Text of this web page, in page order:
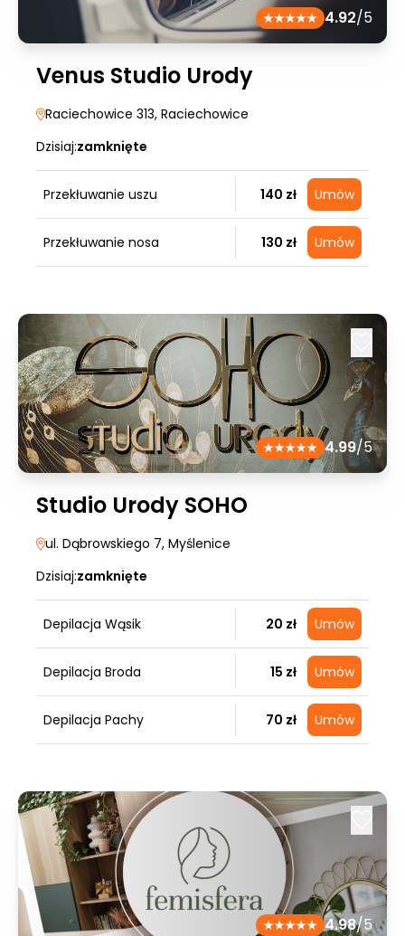
4.92/5
Venus Studio Urody
Raciechowice 313, Raciechowice
Dzisiaj:zamknięte
Przekłuwanie uszu 140 zł Umów
Przekłuwanie nosa 130 zł Umów
4.99/5
Studio Urody SOHO
ul. Dąbrowskiego 7, Myślenice
Dzisiaj:zamknięte
Depilacja Wąsik 20 zł Umów
Depilacja Broda 15 zł Umów
Depilacja Pachy 70 zł Umów
4.98/5